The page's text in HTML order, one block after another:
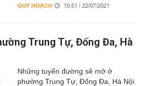
QUY HOẠCH 10:51 | 22/07/2021
Trung Tự, Đống Đa, Hà
Những tuyến đường sẽ mở ở
phường Trung Tự, Đống Đa, Hà Nội